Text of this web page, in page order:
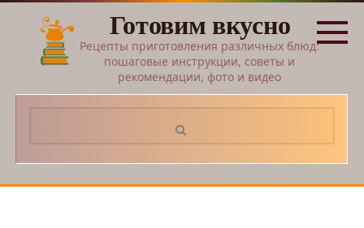
Перейти
контенту
Готовим вкусно
Рецепты приготовления различных блюд:
пошаговые инструкции, советы и
рекомендации, фото и видео